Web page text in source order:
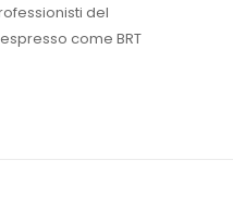
del
come BRT